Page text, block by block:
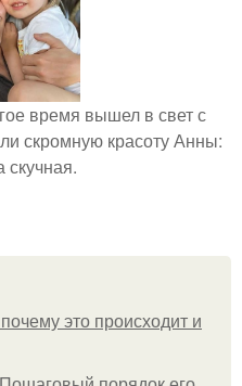
время вышел в свет с
скромную красоту Анны:
скучная.
это происходит и